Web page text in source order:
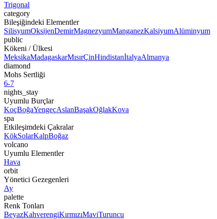
Trigonal
category
Bileşiğindeki Elementler
SilisyumOksijenDemirMagnezyumManganezKalsiyumAlüminyum
public
Kökeni / Ülkesi
MeksikaMadagaskarMısırÇinHindistanİtalyaAlmanya
diamond
Mohs Sertliği
6-7
nights_stay
Uyumlu Burçlar
KoçBoğaYengeçAslanBaşakOğlakKova
spa
Etkileşimdeki Çakralar
KökSolarKalpBoğaz
volcano
Uyumlu Elementler
Hava
orbit
Yönetici Gezegenleri
Ay
palette
Renk Tonları
BeyazKahverengiKırmızıMaviTuruncu